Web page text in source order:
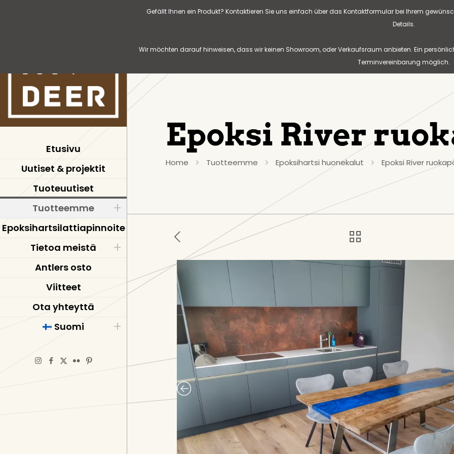
Gefällt Ihnen ein Produkt? Kontaktieren Sie uns einfach über das Kontaktformular bei Ihrem
Details.
Wir möchten darauf hinweisen, dass wir keinen Showroom, oder Verkaufsraum anbieten. Ein
Terminvereinbarung möglich.
Etusivu
Uutiset & projektit
Tuoteuutiset
Tuotteemme
Epoksihartsilattiapinnoite
Tietoa meistä
Antlers osto
Viitteet
Ota yhteyttä
Suomi
Epoksi River
Home Tuotteemme Epoksihartsi huonekalut Epoksi River